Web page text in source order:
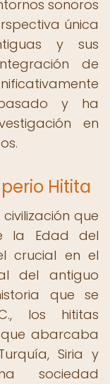
sonoros
única
y sus
de
y ha
en
Hitita
que
la Edad del
crucial en el
del antiguo
que se
los hititas
abarcaba
Siria y
sociedad